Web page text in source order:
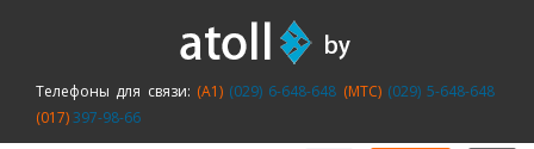
Телефоны для связи: (A1)(029) 6-648-648 (MTC)(029) 5-648-648
(017)397-98-66